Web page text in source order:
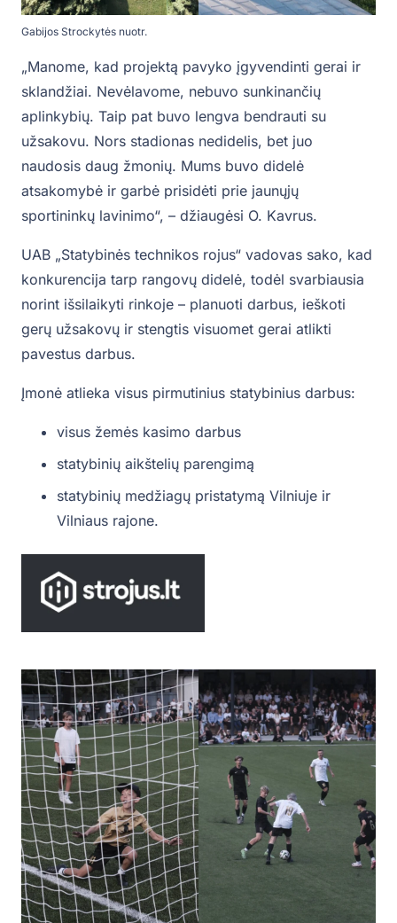
Gabijos Strockytės nuotr.
„Manome, kad projektą pavyko įgyvendinti gerai ir
sklandžiai. Nevėlavome, nebuvo sunkinančių
aplinkybių. Taip pat buvo lengva bendrauti su
užsakovu. Nors stadionas nedidelis, bet juo
naudosis daug žmonių. Mums buvo didelė
atsakomybė ir garbė prisidėti prie jaunųjų
sportininkų lavinimo“, – džiaugėsi O. Kavrus.
UAB „Statybinės technikos rojus“ vadovas sako, kad
konkurencija tarp rangovų didelė, todėl svarbiausia
norint išsilaikyti rinkoje – planuoti darbus, ieškoti
gerų užsakovų ir stengtis visuomet gerai atlikti
pavestus darbus.
Įmonė atlieka visus pirmutinius statybinius darbus:
visus žemės kasimo darbus
statybinių aikštelių parengimą
statybinių medžiagų pristatymą Vilniuje ir
Vilniaus rajone.